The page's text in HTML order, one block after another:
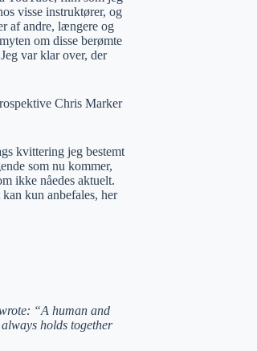
visse instruktører, og
af andre, længere og
om disse berømte
var klar over, der
Chris Marker
kvittering jeg bestemt
som nu kommer,
ikke nåedes aktuelt.
kun anbefales, her
“A human and
holds together